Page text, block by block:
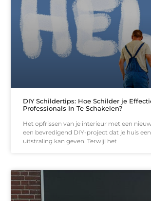
DIY Schildertips: Hoe Schilder je
Professionals In Te Schakelen?
Het opfrissen van je interieur met een
een bevredigend DIY-project dat je huis
uitstraling kan geven. Terwijl het